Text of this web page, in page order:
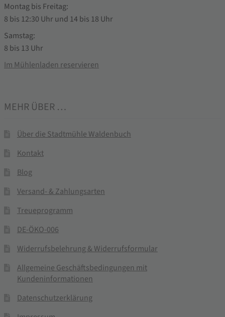
Montag bis Freitag:
8 bis 12:30 Uhr und 14 bis 18 Uhr
Samstag:
8 bis 13 Uhr
Im Mühlenladen reservieren
MEHR ÜBER …
Über die Stadtmühle Waldenbuch
Kontakt
Blog
Versand- & Zahlungsarten
Treueprogramm
DE-ÖKO-006
Widerrufsbelehrung & Widerrufsformular
Allgemeine Geschäftsbedingungen mit
Kundeninformationen
Datenschutzerklärung